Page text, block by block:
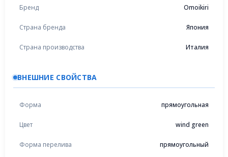
Бренд Omoikiri
Страна бренда Япония
Страна производства Италия
ВНЕШНИЕ СВОЙСТВА
Форма прямоугольная
Цвет wind green
Форма перелива прямоугольный